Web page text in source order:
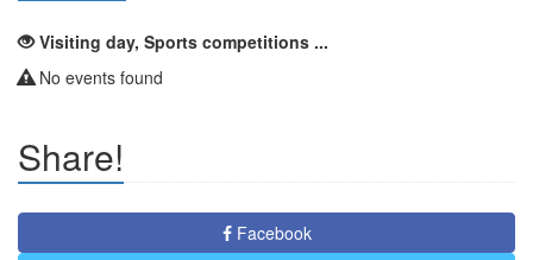
Visiting day, Sports competitions ...
No events found
Share!
Facebook